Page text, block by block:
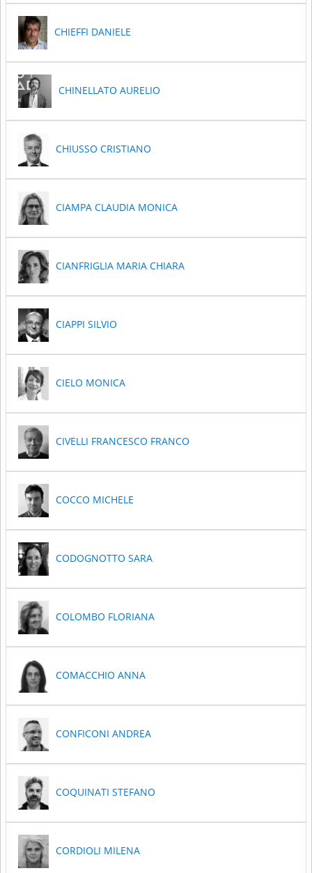
CHIEFFI DANIELE
CHINELLATO AURELIO
CHIUSSO CRISTIANO
CIAMPA CLAUDIA MONICA
CIANFRIGLIA MARIA CHIARA
CIAPPI SILVIO
CIELO MONICA
CIVELLI FRANCESCO FRANCO
COCCO MICHELE
CODOGNOTTO SARA
COLOMBO FLORIANA
COMACCHIO ANNA
CONFICONI ANDREA
COQUINATI STEFANO
CORDIOLI MILENA